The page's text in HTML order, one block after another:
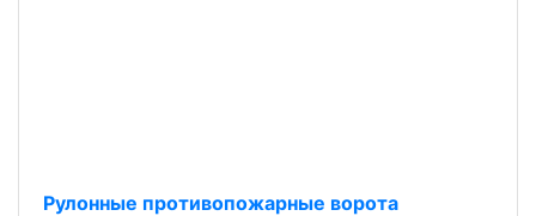
Рулонные противопожарные ворота